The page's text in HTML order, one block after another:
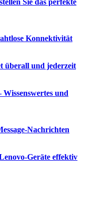
Sie das perfekte
Konnektivität
überall und jederzeit
und
Nachrichten
Geräte effektiv